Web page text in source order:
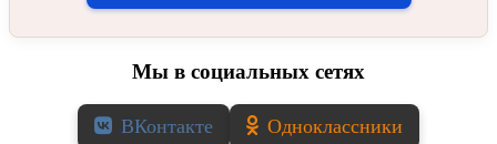
Мы в социальных сетях
ВКонтакте Одноклассники